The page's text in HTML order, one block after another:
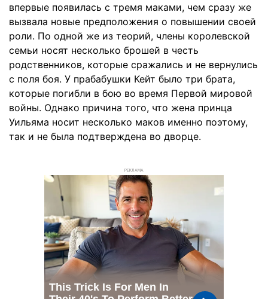
впервые появилась с тремя маками, чем сразу же
вызвала новые предположения о повышении своей
роли. По одной же из теорий, члены королевской
семьи носят несколько брошей в честь
родственников, которые сражались и не вернулись
с поля боя. У прабабушки Кейт было три брата,
которые погибли в бою во время Первой мировой
войны. Однако причина того, что жена принца
Уильяма носит несколько маков именно поэтому,
так и не была подтверждена во дворце.
РЕКЛАМА